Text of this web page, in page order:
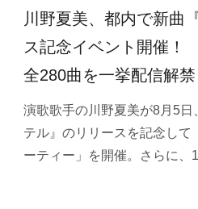
川野夏美、都内で新曲
ス記念イベント開催
全280曲を一挙配信解禁
演歌歌手の川野夏美が8月5日
テル』のリリースを記念して
ーティー」を開催。さらに